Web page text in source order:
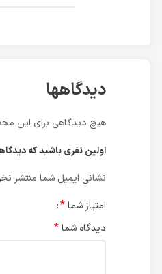
دیدگاهها
هیچ دیدگاهی برای این
اولین نفری باشید که
نشانی ایمیل شما منتشر
امتیاز شما*
دیدگاه شما*